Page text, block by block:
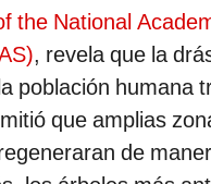
the National
, revela que la
población humana
que amplias
de